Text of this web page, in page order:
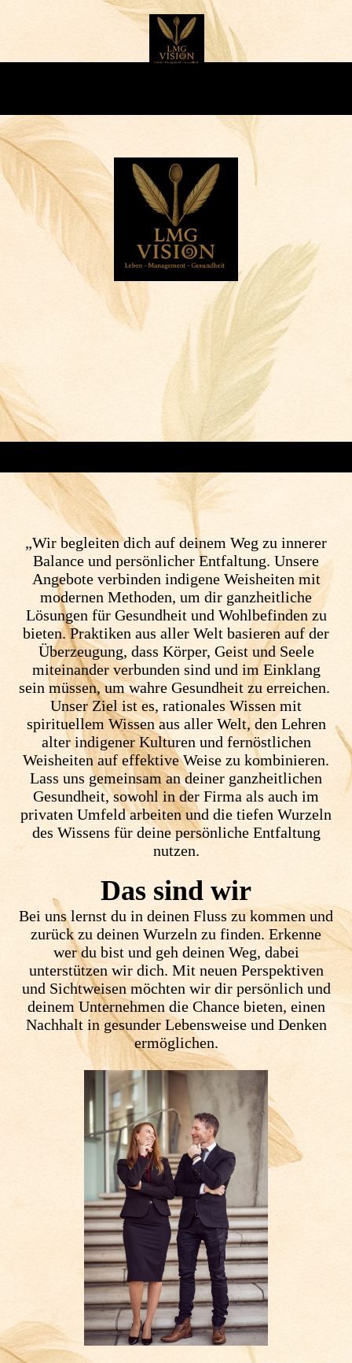
„Wir begleiten dich auf deinem Weg zu innerer
Balance und persönlicher Entfaltung. Unsere
Angebote verbinden indigene Weisheiten mit
modernen Methoden, um dir ganzheitliche
Lösungen für Gesundheit und Wohlbefinden zu
bieten. Praktiken aus aller Welt basieren auf der
Überzeugung, dass Körper, Geist und Seele
miteinander verbunden sind und im Einklang
sein müssen, um wahre Gesundheit zu erreichen.
Unser Ziel ist es, rationales Wissen mit
spirituellem Wissen aus aller Welt, den Lehren
alter indigener Kulturen und fernöstlichen
Weisheiten auf effektive Weise zu kombinieren.
Lass uns gemeinsam an deiner ganzheitlichen
Gesundheit, sowohl in der Firma als auch im
privaten Umfeld arbeiten und die tiefen Wurzeln
des Wissens für deine persönliche Entfaltung
nutzen.
Das sind wir
Bei uns lernst du in deinen Fluss zu kommen und
zurück zu deinen Wurzeln zu finden. Erkenne
wer du bist und geh deinen Weg, dabei
unterstützen wir dich. Mit neuen Perspektiven
und Sichtweisen möchten wir dir persönlich und
deinem Unternehmen die Chance bieten, einen
Nachhalt in gesunder Lebensweise und Denken
ermöglichen.